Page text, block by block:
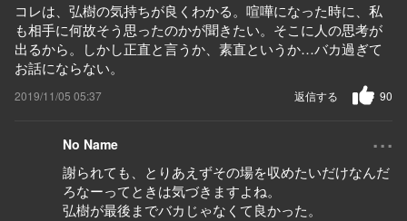
コレは、弘樹の気持ちが良くわかる。喧嘩になった時に、私
も相手に何故そう思ったのかが聞きたい。そこに人の思考が
出るから。しかし正直と言うか、素直というか…バカ過ぎて
お話にならない。
2019/11/05 05:37 90
返信する
No Name ...
謝られても、とりあえずその場を収めたいだけなんだ
ろなーってときは気づきますよね。
弘樹が最後までバカじゃなくて良かった。